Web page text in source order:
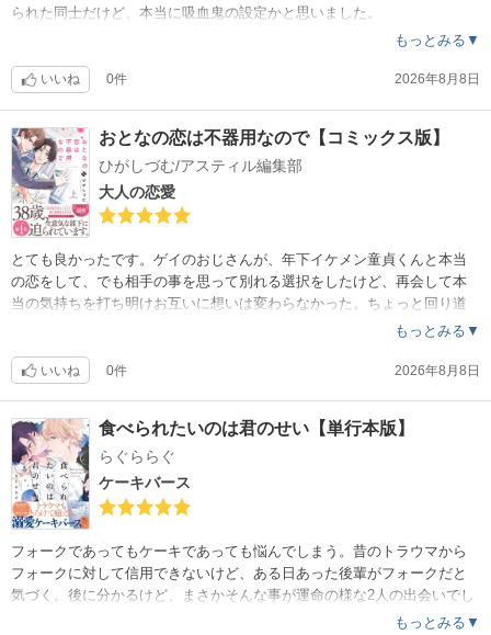
られた同士だけど、本当に吸血鬼の設定かと思いました。
もっとみる▼
いいね 0件 2026年8月8日
おとなの恋は不器用なので【コミックス版】
ひがしづむ/アスティル編集部
大人の恋愛
とても良かったです。ゲイのおじさんが、年下イケメン童貞くんと本当
の恋をして、でも相手の事を思って別れる選択をしたけど、再会して本
当の気持ちを打ち明けお互いに想いは変わらなかった。ちょっと回り道
もっとみる▼
いいね 0件 2026年8月8日
食べられたいのは君のせい【単行本版】
らぐららぐ
ケーキバース
フォークであってもケーキであっても悩んでしまう。昔のトラウマから
フォークに対して信用できないけど、ある日あった後輩がフォークだと
気づく。後に分かるけど、まさかそんな事が運命の様な2人の出会いでし
もっとみる▼